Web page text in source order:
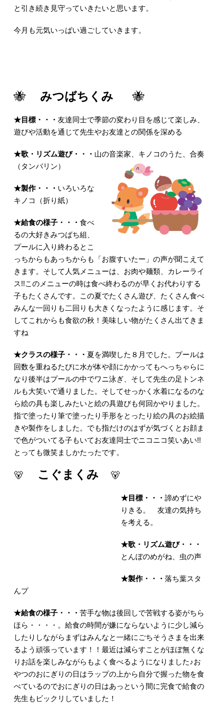
と引き続き見守っていきたいと思います。
今月も元気いっぱい過ごしていきます。
🐝 みつばちくみ 🐝
★目標・・・ 友達同士で季節の変わり目を感じて楽しみ、
遊びや活動を通じて先生やお友達との関係を深める
★歌・リズム遊び・・・ 山の音楽家、キノコのうた、合奏
（タンバリン）
★製作・・・ いろいろな
キノコ（折り紙）
★給食の様子・・・ 食べ
るの大好きみつばち組、
プールに入り終わるとこ
っちからもあっちからも「お腹すいたー」の声が聞こえて
きます。そして人気メニューは、お肉や麺類、カレーライ
ス!!このメニューの時は食べ終わるのが早くお代わりする
子もたくさんです。この夏でたくさん遊び、たくさん食べ
みんな一回りも二回りも大きくなったように感じます。そ
してこれからも食欲の秋！美味しい物がたくさん出てきま
すね
★クラスの様子・・・ 夏を満喫した８月でした。プールは
回数を重ねるたびに水が体や顔にかかってもへっちゃらに
なり後半はプールの中でワニ泳ぎ、そして先生の足トンネ
ルも大笑いで通りました。そしてせっかく水着になるのな
ら絵の具も楽しみたいと絵の具遊びも何回かやりました。
指で塗ったり筆で塗ったり手形をとったり絵の具のお絵描
きや製作をしました。でも指だけのはずが気づくとお顔ま
で色がついてる子もいてお友達同士でニコニコ笑いあい!!
とっても微笑ましかたったです。
🐻 こぐまくみ 🐻
★目標・・・ 諦めずにや
りきる。 友達の気持ち
を考える。
★歌・リズム遊び・・・
とんぼのめがね、虫の声
★製作・・・ 落ち葉スタ
んプ
★給食の様子・・・ 苦手な物は後回しで苦戦する姿がちら
ほら・・・・。給食の時間が嫌にならないように少し減ら
したりしながらまずはみんなと一緒にごちそうさまを出来
るよう頑張っています！！最近は減らすことがほぼ無くな
りお話を楽しみながらもよく食べるようになりました♪お
やつのおにぎりの日はラップの上から自分で握った物を食
べているのでおにぎりの日はあっという間に完食で給食の
先生もビックリしていました！